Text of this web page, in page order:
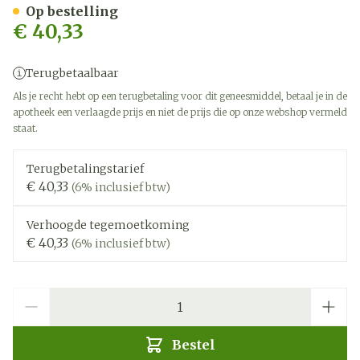
€ 40,33
Terugbetaalbaar
Als je recht hebt op een terugbetaling voor dit geneesmiddel, betaal je in de
apotheek een verlaagde prijs en niet de prijs die op onze webshop vermeld
staat.
Terugbetalingstarief
€ 40,33 (6% inclusief btw)
Verhoogde tegemoetkoming
€ 40,33 (6% inclusief btw)
Bestel
Op bestelling